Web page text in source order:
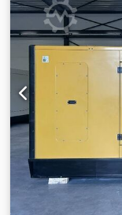
Watertankinhoud:
voor meer
Accu -